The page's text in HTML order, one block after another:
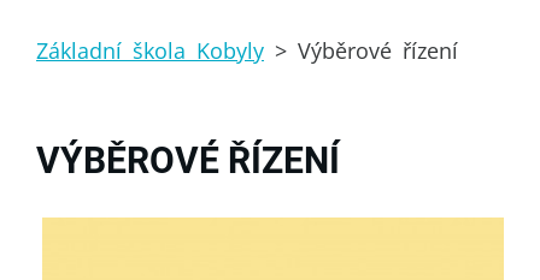
Základní škola Kobyly > Výběrové řízení
VÝBĚROVÉ ŘÍZENÍ